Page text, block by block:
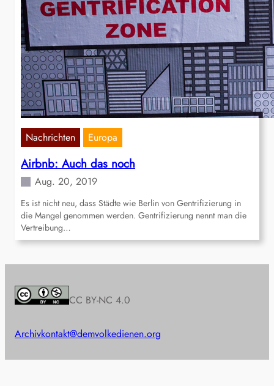
Nachrichten Europa
Airbnb: Auch das noch
Aug. 20, 2019
Es ist nicht neu, dass Städte wie Berlin von Gentrifizierung in
die Mangel genommen werden. Gentrifizierung nennt man die
Vertreibung…
CC BY-NC 4.0
Archivkontakt@demvolkedienen.org